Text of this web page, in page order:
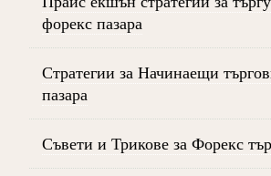
форекс пазара
Стратегии за Начинаещи
пазара
Съвети и Трикове за Форекс